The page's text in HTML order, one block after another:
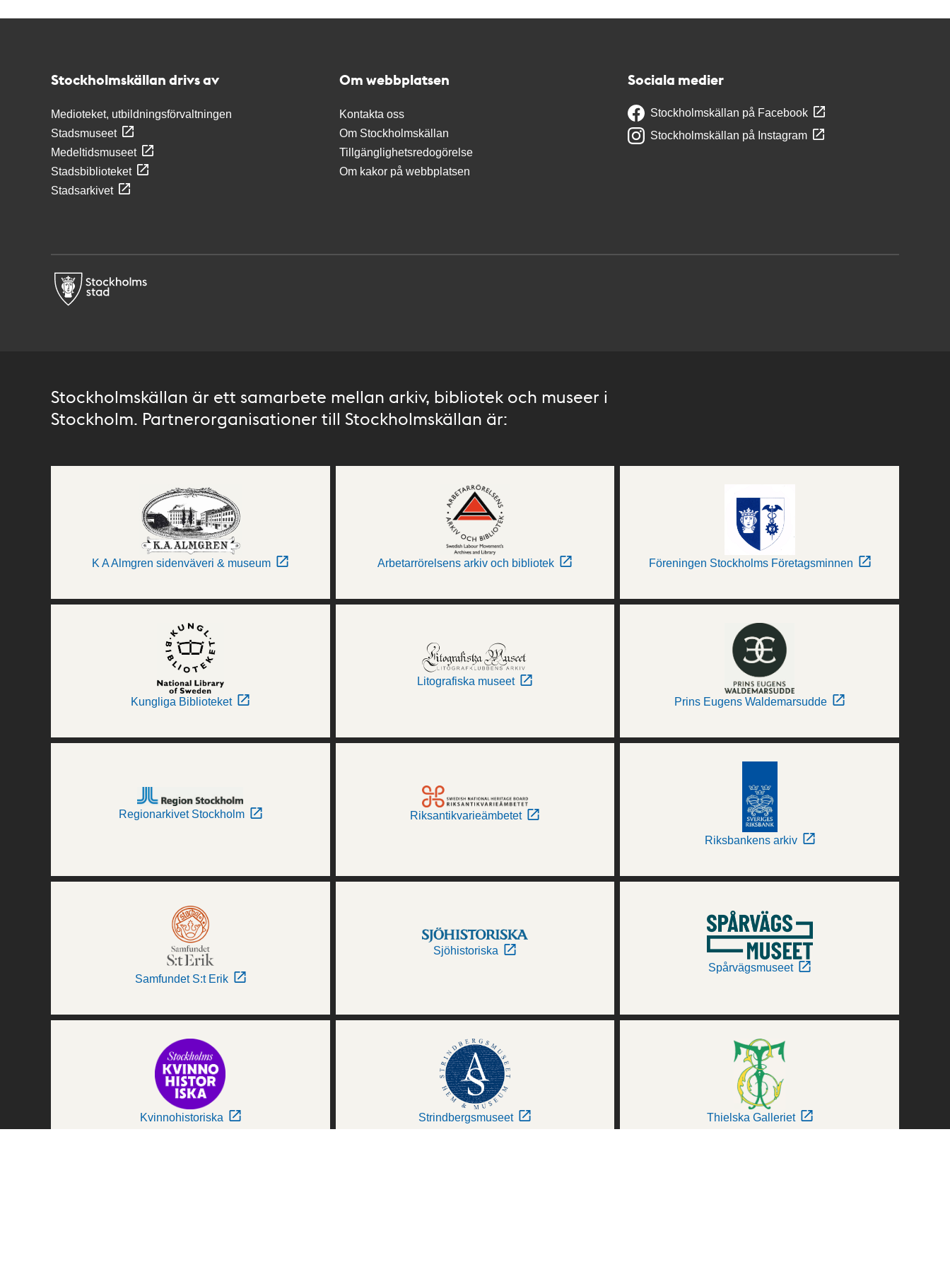
Stockholmskällan drivs av
Medioteket, utbildningsförvaltningen
Stadsmuseet
Medeltidsmuseet
Stadsbiblioteket
Stadsarkivet
Om webbplatsen
Kontakta oss
Om Stockholmskällan
Tillgänglighetsredogörelse
Om kakor på webbplatsen
Sociala medier
Stockholmskällan på Facebook
Stockholmskällan på Instagram
Stockholmskällan är ett samarbete mellan arkiv, bibliotek och museer i
Stockholm. Partnerorganisationer till Stockholmskällan är:
K A Almgren sidenväveri & museum Arbetarrörelsens arkiv och bibliotek Föreningen Stockholms Företagsminnen
Kungliga Biblioteket
Litografiska museet
Prins Eugens Waldemarsudde
Regionarkivet Stockholm Riksantikvarieämbetet
Riksbankens arkiv
Samfundet S:t Erik
Sjöhistoriska
Spårvägsmuseet
Kvinnohistoriska Strindbergsmuseet Thielska Galleriet